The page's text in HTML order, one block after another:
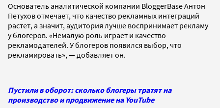
Основатель аналитической компании BloggerBase Антон
Петухов отмечает, что качество рекламных интеграций
растет, а значит, аудитория лучше воспринимает рекламу
у блогеров. «Немалую роль играет и качество
рекламодателей. У блогеров появился выбор, что
рекламировать», — добавляет он.
Пустили в оборот: сколько блогеры тратят на
производство и продвижение на YouTube